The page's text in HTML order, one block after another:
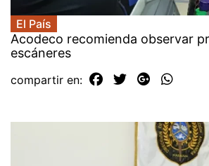
El País
​Acodeco recomienda observar
escáneres
compartir en: